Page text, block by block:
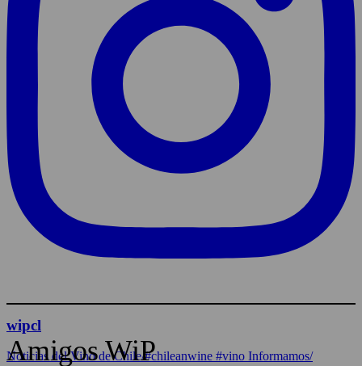
wipcl
Noticias del Vino de Chile/#chileanwine #vino Informamos/
Amigos WiP